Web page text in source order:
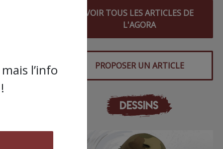
VOIR TOUS LES ARTICLES DE
L'AGORA
PROPOSER UN ARTICLE
DESSINS
l’info